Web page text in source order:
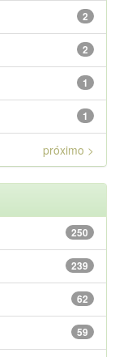
2
2
1
1
próximo >
250
239
62
59